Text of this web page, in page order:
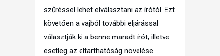
szűréssel lehet elválasztani az írótól. Ezt
követően a vajból további eljárással
választják ki a benne maradt írót, illetve
esetleg az eltarthatóság növelése